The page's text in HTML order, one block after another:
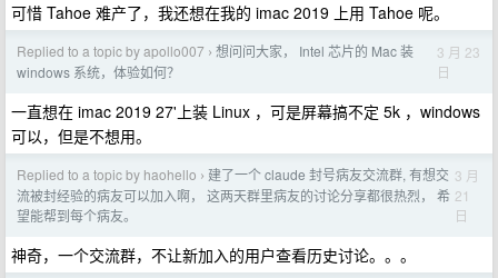
可惜 Tahoe 难产了，我还想在我的 imac 2019 上用 Tahoe 呢。
Replied to a topic by apollo007 › 想问问大家， Intel 芯片的 Mac 装
windows 系统，体验如何？
3 月 23
日
一直想在 imac 2019 27'上装 Linux ，可是屏幕搞不定 5k ，windows
可以，但是不想用。
Replied to a topic by haohello › 建了一个 claude 封号病友交流群, 有想交
流被封经验的病友可以加入啊， 这两天群里病友的讨论分享都很热烈， 希
望能帮到每个病友。
3 月
21
日
神奇，一个交流群，不让新加入的用户查看历史讨论。。。